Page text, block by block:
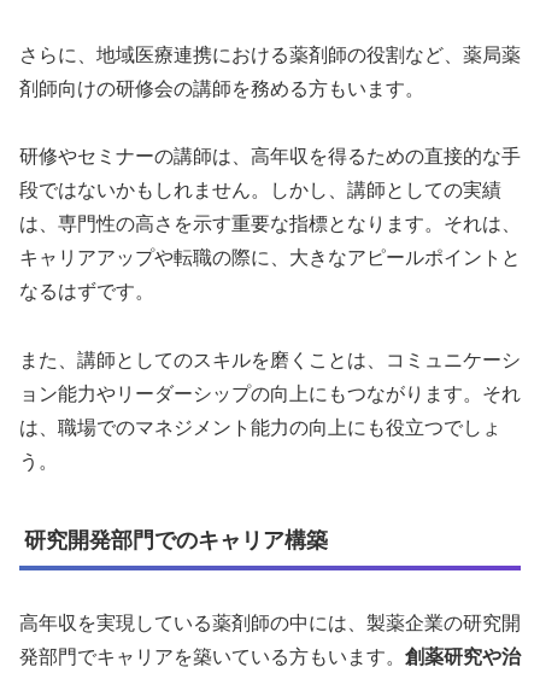
さらに、地域医療連携における薬剤師の役割など、薬局薬
剤師向けの研修会の講師を務める方もいます。
研修やセミナーの講師は、高年収を得るための直接的な手
段ではないかもしれません。しかし、講師としての実績
は、専門性の高さを示す重要な指標となります。それは、
キャリアアップや転職の際に、大きなアピールポイントと
なるはずです。
また、講師としてのスキルを磨くことは、コミュニケーシ
ョン能力やリーダーシップの向上にもつながります。それ
は、職場でのマネジメント能力の向上にも役立つでしょ
う。
研究開発部門でのキャリア構築
高年収を実現している薬剤師の中には、製薬企業の研究開
発部門でキャリアを築いている方もいます。 創薬研究や治